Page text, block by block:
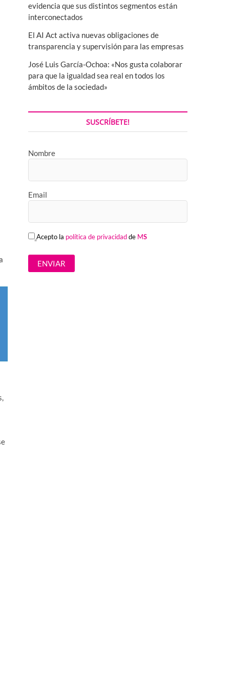
evidencia que sus distintos segmentos están
interconectados
El AI Act activa nuevas obligaciones de
transparencia y supervisión para las empresas
José Luis García-Ochoa: «Nos gusta colaborar
para que la igualdad sea real en todos los
ámbitos de la sociedad»
SUSCRÍBETE!
Nombre
Email
Acepto la política de privacidadde MS